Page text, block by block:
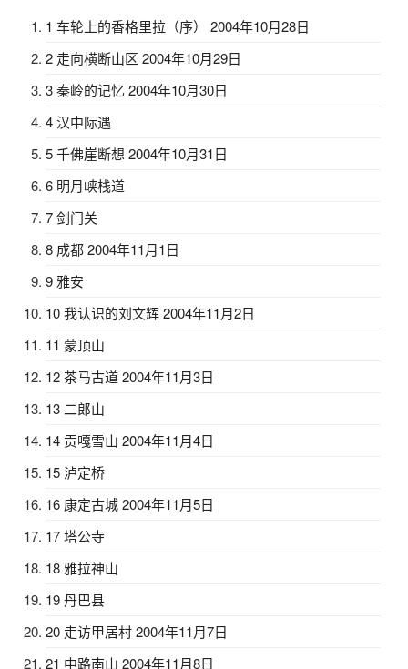
1 车轮上的香格里拉（序） 2004年10月28日
2 走向横断山区 2004年10月29日
3 秦岭的记忆 2004年10月30日
4 汉中际遇
5 千佛崖断想 2004年10月31日
6 明月峡栈道
7 剑门关
8 成都 2004年11月1日
9 雅安
10 我认识的刘文辉 2004年11月2日
11 蒙顶山
12 茶马古道 2004年11月3日
13 二郎山
14 贡嘎雪山 2004年11月4日
15 泸定桥
16 康定古城 2004年11月5日
17 塔公寺
18 雅拉神山
19 丹巴县
20 走访甲居村 2004年11月7日
21 中路南山 2004年11月8日